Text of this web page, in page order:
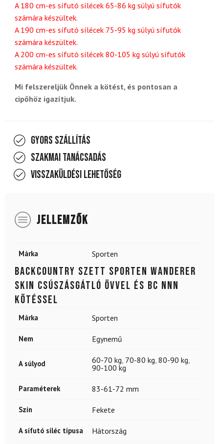
A 180 cm-es sífutó sílécek 65-86 kg súlyú sífutók
számára készültek.
A 190 cm-es sífutó sílécek 75-95 kg súlyú sífutók
számára készültek.
A 200 cm-es sífutó sílécek 80-105 kg súlyú sífutók
számára készültek.
Mi felszereljük Önnek a kötést, és pontosan a
cipőhöz igazítjuk.
Gyors szállítás
Szakmai tanácsadás
Visszaküldési lehetőség
JELLEMZŐK
Márka Sporten
Backcountry szett SPORTEN Wanderer
SKIN csúszásgátló övvel és BC NNN
kötéssel
Márka Sporten
Nem Egynemű
A súlyod 60-70 kg, 70-80 kg, 80-90 kg,
90-100 kg
Paraméterek 83-61-72 mm
Szín Fekete
A sífutó síléc típusa Hátország